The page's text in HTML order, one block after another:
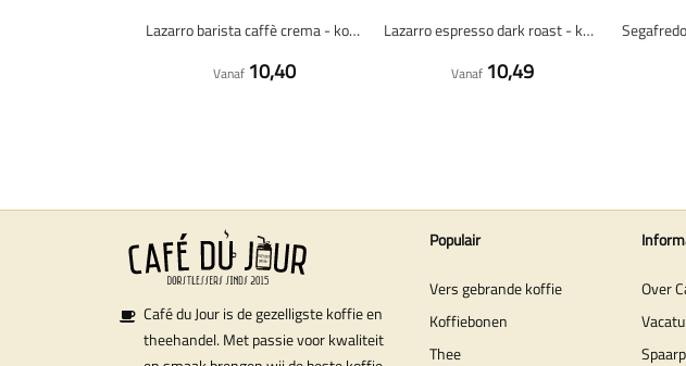
Lazarro barista caffè crema - koffiebonen - 1 kilo
Vanaf 10,40
Lazarro espresso dark roast - koffiebonen - 1 kilo
Vanaf 10,49
Café du Jour is de gezelligste koffie en
theehandel. Met passie voor kwaliteit
Populair
Vers gebrande koffie
Koffiebonen
Thee
Over